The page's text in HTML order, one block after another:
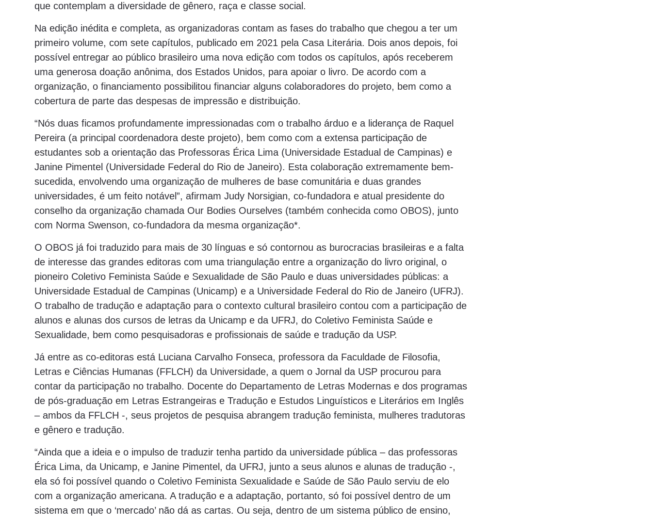
que contemplam a diversidade de gênero, raça e classe social.
Na edição inédita e completa, as organizadoras contam as fases do trabalho que chegou a ter um
primeiro volume, com sete capítulos, publicado em 2021 pela Casa Literária. Dois anos depois, foi
possível entregar ao público brasileiro uma nova edição com todos os capítulos, após receberem
uma generosa doação anônima, dos Estados Unidos, para apoiar o livro. De acordo com a
organização, o financiamento possibilitou financiar alguns colaboradores do projeto, bem como a
cobertura de parte das despesas de impressão e distribuição.
“Nós duas ficamos profundamente impressionadas com o trabalho árduo e a liderança de Raquel
Pereira (a principal coordenadora deste projeto), bem como com a extensa participação de
estudantes sob a orientação das Professoras Érica Lima (Universidade Estadual de Campinas) e
Janine Pimentel (Universidade Federal do Rio de Janeiro). Esta colaboração extremamente bem-
sucedida, envolvendo uma organização de mulheres de base comunitária e duas grandes
universidades, é um feito notável”, afirmam Judy Norsigian, co-fundadora e atual presidente do
conselho da organização chamada Our Bodies Ourselves (também conhecida como OBOS), junto
com Norma Swenson, co-fundadora da mesma organização*.
O OBOS já foi traduzido para mais de 30 línguas e só contornou as burocracias brasileiras e a falta
de interesse das grandes editoras com uma triangulação entre a organização do livro original, o
pioneiro Coletivo Feminista Saúde e Sexualidade de São Paulo e duas universidades públicas: a
Universidade Estadual de Campinas (Unicamp) e a Universidade Federal do Rio de Janeiro (UFRJ).
O trabalho de tradução e adaptação para o contexto cultural brasileiro contou com a participação de
alunos e alunas dos cursos de letras da Unicamp e da UFRJ, do Coletivo Feminista Saúde e
Sexualidade, bem como pesquisadoras e profissionais de saúde e tradução da USP.
Já entre as co-editoras está Luciana Carvalho Fonseca, professora da Faculdade de Filosofia,
Letras e Ciências Humanas (FFLCH) da Universidade, a quem o Jornal da USP procurou para
contar da participação no trabalho. Docente do Departamento de Letras Modernas e dos programas
de pós-graduação em Letras Estrangeiras e Tradução e Estudos Linguísticos e Literários em Inglês
– ambos da FFLCH -, seus projetos de pesquisa abrangem tradução feminista, mulheres tradutoras
e gênero e tradução.
“Ainda que a ideia e o impulso de traduzir tenha partido da universidade pública – das professoras
Érica Lima, da Unicamp, e Janine Pimentel, da UFRJ, junto a seus alunos e alunas de tradução -,
ela só foi possível quando o Coletivo Feminista Sexualidade e Saúde de São Paulo serviu de elo
com a organização americana. A tradução e a adaptação, portanto, só foi possível dentro de um
sistema em que o ‘mercado’ não dá as cartas. Ou seja, dentro de um sistema público de ensino,